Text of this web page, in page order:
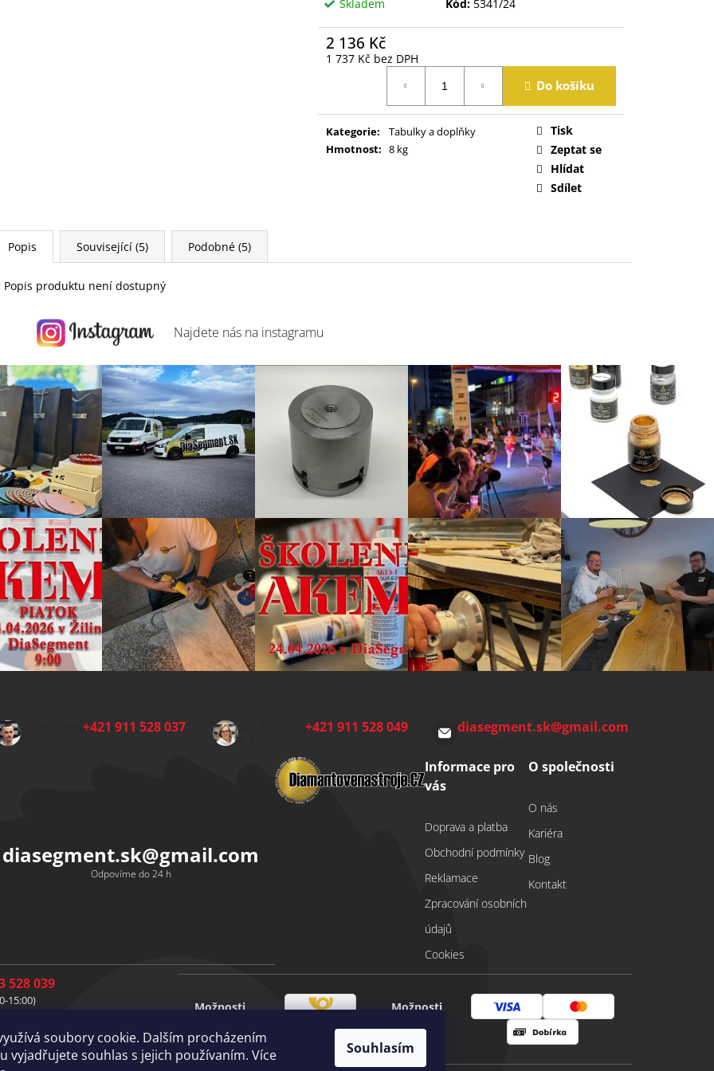
soubory cookie. Dalším procházením
vyjadřujete souhlas s jejich používaním. Více
Souhlasím
Skladem Kód: 5341/24
2 136 Kč
1 737 Kč bez DPH
Do košíku
Kategorie:
Tabulky a doplňky
Hmotnost: 8 kg
Tisk
Zeptat se
Hlídat
Sdílet
Popis Související (5) Podobné (5)
Popis produktu není dostupný
Najdete nás na instagramu
HŘBITOVNÍ+421 911 528 037
SKLAD
A EXPEDICE:
+421 911 528 049 diasegment.sk@gmail.com
diasegment.sk@gmail.com
Odpovíme do 24 h
Informace pro
vás
Doprava a platba
Obchodní podmínky
Reklamace
Zpracování osobních
údajů
Cookies
O společnosti
O nás
Kariéra
Blog
Kontakt
528 039
15:00)
15:00)
528 049
15:00)
Možnosti
dopravy
Možnosti
platby
Mastercard